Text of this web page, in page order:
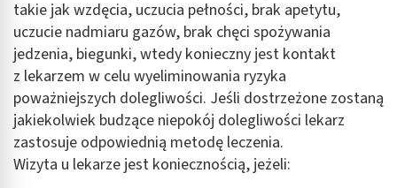
takie jak wzdęcia, uczucia pełności, brak apetytu,
uczucie nadmiaru gazów, brak chęci spożywania
jedzenia, biegunki, wtedy konieczny jest kontakt
z lekarzem w celu wyeliminowania ryzyka
poważniejszych dolegliwości. Jeśli dostrzeżone zostaną
jakiekolwiek budzące niepokój dolegliwości lekarz
zastosuje odpowiednią metodę leczenia.
Wizyta u lekarze jest koniecznością, jeżeli:
Wykorzystywanie profili w celu doboru
spersonalizowanych treści
Pomiar efektywności reklam
Pomiar efektywności treści
Rozumienie odbiorców dzięki statystyce lub
kombinacji danych z różnych źródeł